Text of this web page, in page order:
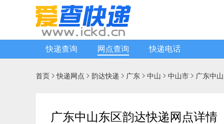
快递查询 网点查询 快递电话
首页 快递网点  韵达快递  广东  中山  中山市  广东中
广东中山东区韵达快递网点详情